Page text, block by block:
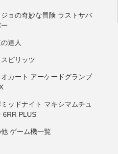
ョの奇妙な冒険 ラストサバ
達人
ピリッツ
カート アーケードグランプ
ッドナイト マキシマムチュ
6RR PLUS
ゲーム機一覧